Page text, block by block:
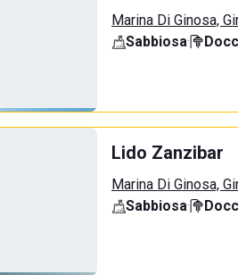
Marina Di Ginosa,
Sabbiosa·
Lido Zanzibar
Marina Di Ginosa,
Sabbiosa·